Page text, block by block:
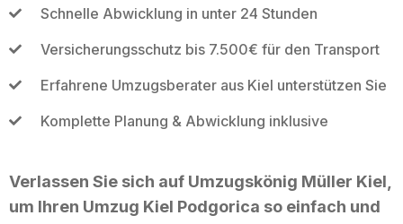
Schnelle Abwicklung in unter 24 Stunden
Versicherungsschutz bis 7.500€ für den Transport
Erfahrene Umzugsberater aus Kiel unterstützen Sie
Komplette Planung & Abwicklung inklusive
Verlassen Sie sich auf Umzugskönig Müller Kiel,
um Ihren Umzug Kiel Podgorica so einfach und